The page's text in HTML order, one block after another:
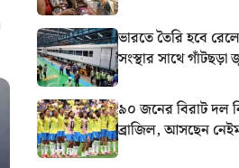
ভারতে তৈরি হবে
সংস্থার সাথে গাঁটছড়া
৯০ জনের বিরাট দল
ব্রাজিল, আসছেন